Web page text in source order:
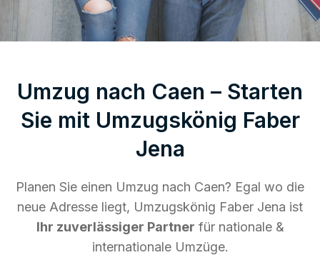
Umzug nach Caen – Starten
Sie mit Umzugskönig Faber
Jena
Planen Sie einen Umzug nach Caen? Egal wo die
neue Adresse liegt, Umzugskönig Faber Jena ist
Ihr zuverlässiger Partner für nationale &
internationale Umzüge.